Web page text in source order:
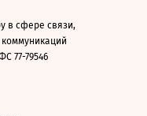
в сфере связи,
77-79546